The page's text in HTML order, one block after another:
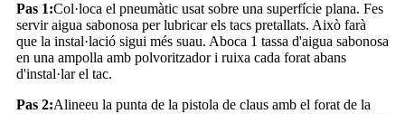
Pas 1:Col·loca el pneumàtic usat sobre una superfície plana. Fes
servir aigua sabonosa per lubricar els tacs pretallats. Això farà
que la instal·lació sigui més suau. Aboca 1 tassa d'aigua sabonosa
en una ampolla amb polvoritzador i ruixa cada forat abans
d'instal·lar el tac.
Pas 2:Alineeu la punta de la pistola de claus amb el forat de la